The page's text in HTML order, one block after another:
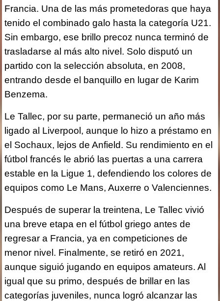
Francia. Una de las más prometedoras que haya
tenido el combinado galo hasta la categoría U21.
Sin embargo, ese brillo precoz nunca terminó de
trasladarse al más alto nivel. Solo disputó un
partido con la selección absoluta, en 2008,
entrando desde el banquillo en lugar de Karim
Benzema.
Le Tallec, por su parte, permaneció un año más
ligado al Liverpool, aunque lo hizo a préstamo en
el Sochaux, lejos de Anfield. Su rendimiento en el
fútbol francés le abrió las puertas a una carrera
estable en la Ligue 1, defendiendo los colores de
equipos como Le Mans, Auxerre o Valenciennes.
Después de superar la treintena, Le Tallec vivió
una breve etapa en el fútbol griego antes de
regresar a Francia, ya en competiciones de
menor nivel. Finalmente, se retiró en 2021,
aunque siguió jugando en equipos amateurs. Al
igual que su primo, después de brillar en las
categorías juveniles, nunca logró alcanzar las